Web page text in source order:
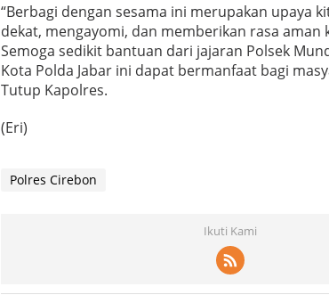
“Berbagi dengan sesama ini merupakan upaya
dekat, mengayomi, dan memberikan rasa aman
Semoga sedikit bantuan dari jajaran Polsek
Kota Polda Jabar ini dapat bermanfaat bagi
Tutup Kapolres.
(Eri)
Polres Cirebon
Ikuti Kami